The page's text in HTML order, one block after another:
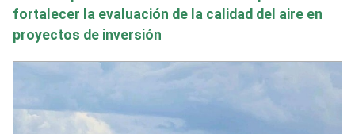
fortalecer la evaluación de la calidad del aire en
proyectos de inversión